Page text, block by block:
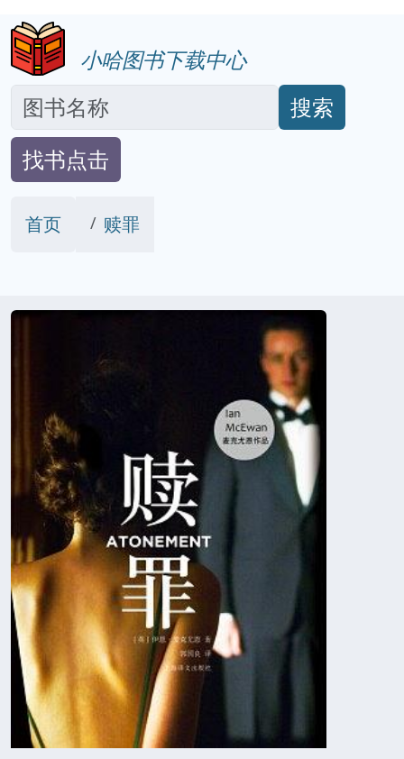
小哈图书下载中心
搜索
找书点击
首页 赎罪